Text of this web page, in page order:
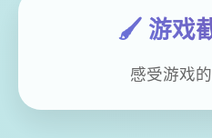
🖌️ 游戏
感受游戏